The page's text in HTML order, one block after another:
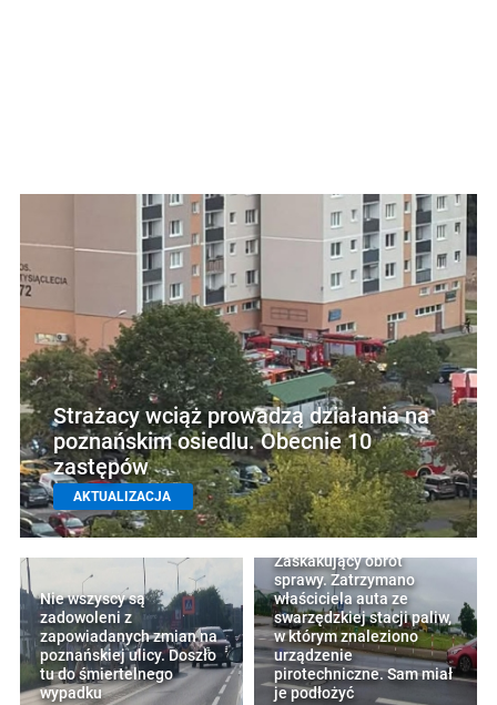
Strażacy wciąż prowadzą działania na
poznańskim osiedlu. Obecnie 10
zastępów
AKTUALIZACJA
Nie wszyscy są
zadowoleni z
zapowiadanych zmian na
poznańskiej ulicy. Doszło
tu do śmiertelnego
wypadku
Zaskakujący obrót
sprawy. Zatrzymano
właściciela auta ze
swarzędzkiej stacji paliw,
w którym znaleziono
urządzenie
pirotechniczne. Sam miał
je podłożyć